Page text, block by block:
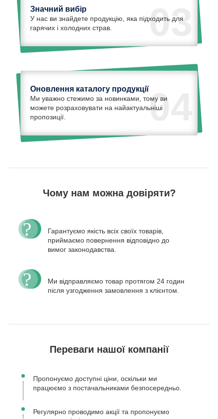
03
Значний вибір
У нас ви знайдете продукцію, яка підходить для
гарячих і холодних страв.
04
Оновлення каталогу продукції
Ми уважно стежимо за новинками, тому ви
можете розраховувати на найактуальніші
пропозиції.
Чому нам можна довіряти?
Гарантуємо якість всіх своїх товарів,
приймаємо повернення відповідно до
вимог законодавства.
Ми відправляємо товар протягом 24 годин
після узгодження замовлення з клієнтом.
Переваги нашої компанії
Пропонуємо доступні ціни, оскільки ми
працюємо з постачальниками безпосередньо.
Регулярно проводимо акції та пропонуємо